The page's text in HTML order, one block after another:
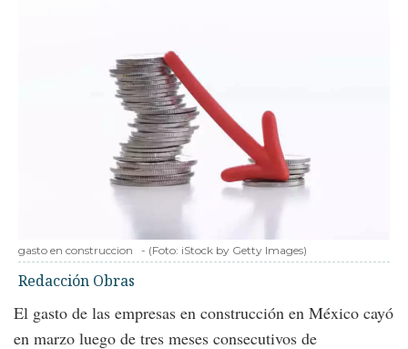
gasto en construccion - (Foto: iStock by Getty Images)
Redacción Obras
El gasto de las empresas en construcción en México cayó
en marzo luego de tres meses consecutivos de